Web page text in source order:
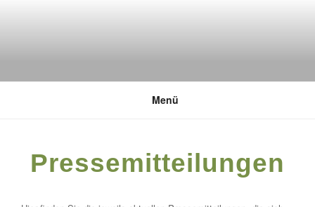
DEUTSCHE UMWELTSTIFTUNG
Menü
Pressemitteilungen